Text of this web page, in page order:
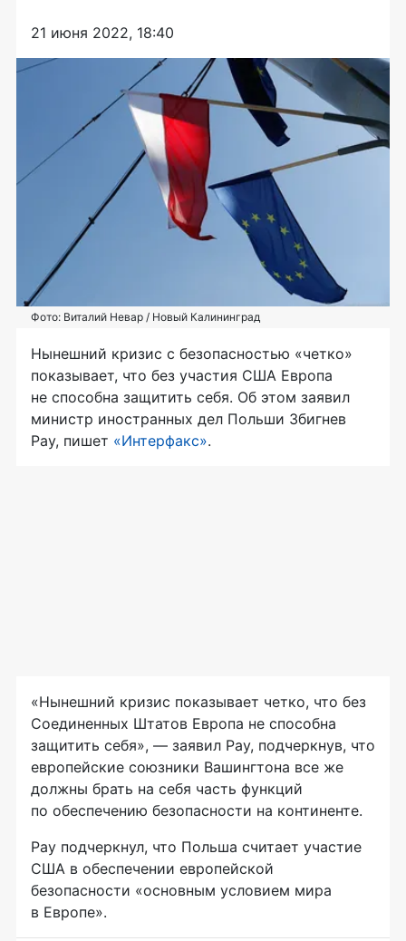
21 июня 2022, 18:40
Фото: Виталий Невар / Новый Калининград
Нынешний кризис с безопасностью «четко»
показывает, что без участия США Европа
не способна защитить себя. Об этом заявил
министр иностранных дел Польши Збигнев
Рау, пишет «Интерфакс».
«Нынешний кризис показывает четко, что без
Соединенных Штатов Европа не способна
защитить себя», — заявил Рау, подчеркнув, что
европейские союзники Вашингтона все же
должны брать на себя часть функций
по обеспечению безопасности на континенте.
Рау подчеркнул, что Польша считает участие
США в обеспечении европейской
безопасности «основным условием мира
в Европе».